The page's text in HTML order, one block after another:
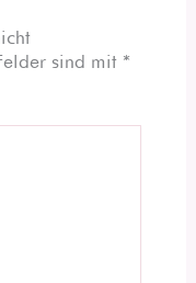
sind mit *